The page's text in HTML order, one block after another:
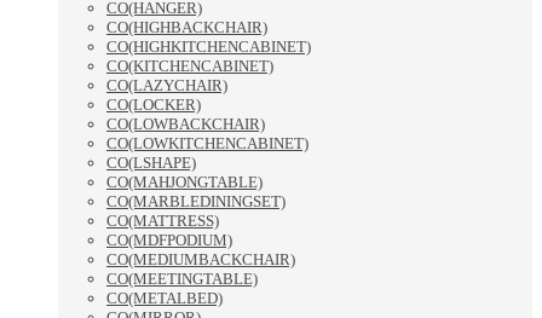
CO(HANGER)
CO(HIGHBACKCHAIR)
CO(HIGHKITCHENCABINET)
CO(KITCHENCABINET)
CO(LAZYCHAIR)
CO(LOCKER)
CO(LOWBACKCHAIR)
CO(LOWKITCHENCABINET)
CO(LSHAPE)
CO(MAHJONGTABLE)
CO(MARBLEDININGSET)
CO(MATTRESS)
CO(MDFPODIUM)
CO(MEDIUMBACKCHAIR)
CO(MEETINGTABLE)
CO(METALBED)